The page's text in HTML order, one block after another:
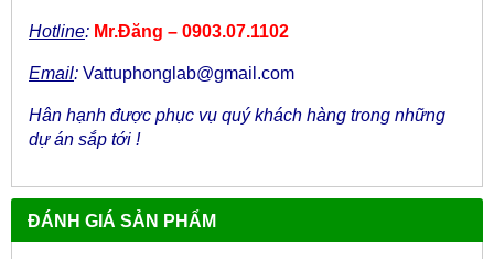
Hotline: Mr.Đăng – 0903.07.1102
Email: Vattuphonglab@gmail.com
Hân hạnh được phục vụ quý khách hàng trong những
dự án sắp tới !
ĐÁNH GIÁ SẢN PHẨM